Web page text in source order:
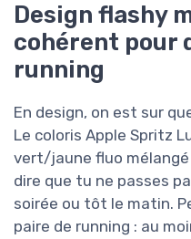
Design flashy
cohérent pour
running
En design, on est sur
Le coloris Apple Spritz
vert/jaune fluo
dire que tu ne passes
soirée ou tôt le matin.
paire de running : au